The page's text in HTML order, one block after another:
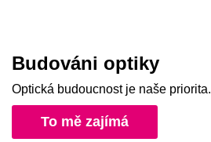
Budováni optiky
Optická budoucnost je naše priorita.
To mě zajímá